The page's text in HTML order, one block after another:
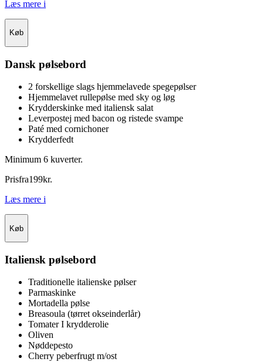
Læs mere i
Køb
Dansk pølsebord
2 forskellige slags hjemmelavede spegepølser
Hjemmelavet rullepølse med sky og løg
Krydderskinke med italiensk salat
Leverpostej med bacon og ristede svampe
Paté med cornichoner
Krydderfedt
Minimum 6 kuverter.
Prisfra199kr.
Læs mere i
Køb
Italiensk pølsebord
Traditionelle italienske pølser
Parmaskinke
Mortadella pølse
Breasoula (tørret okseinderlår)
Tomater I krydderolie
Oliven
Nøddepesto
Cherry peberfrugt m/ost